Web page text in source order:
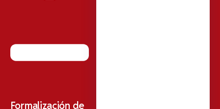
Formalización de